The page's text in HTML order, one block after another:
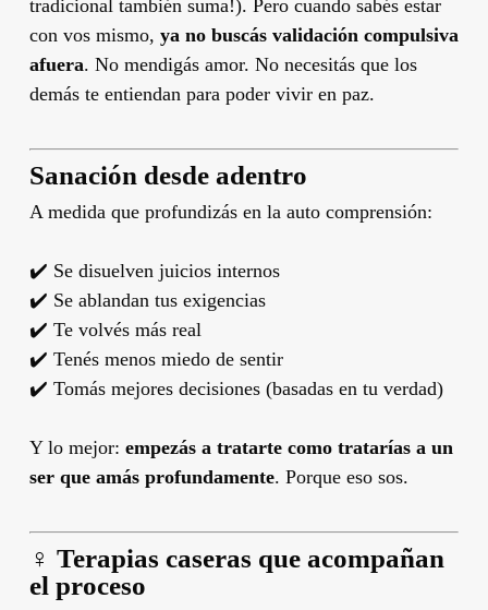
tradicional también suma!). Pero cuando sabés estar
con vos mismo, ya no buscás validación compulsiva
afuera. No mendigás amor. No necesitás que los
demás te entiendan para poder vivir en paz.
Sanación desde adentro
A medida que profundizás en la auto comprensión:
✔️ Se disuelven juicios internos
✔️ Se ablandan tus exigencias
✔️ Te volvés más real
✔️ Tenés menos miedo de sentir
✔️ Tomás mejores decisiones (basadas en tu verdad)
Y lo mejor: empezás a tratarte como tratarías a un
ser que amás profundamente. Porque eso sos.
‍♀️ Terapias caseras que acompañan
el proceso